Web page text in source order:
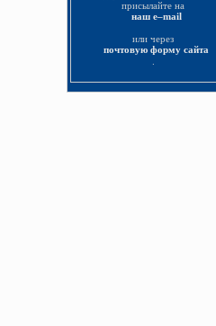
присылайте на
наш e–mail
или через
почтовую форму сайта